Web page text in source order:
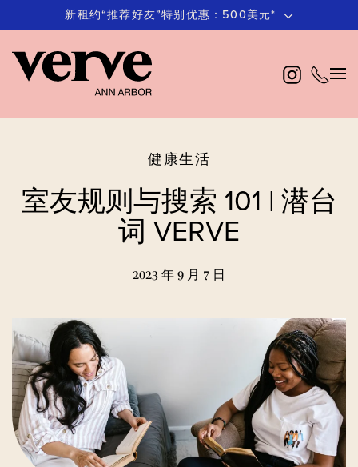
至
主
内
新租约“推荐好友”特别优惠：500美元*
健康生活
室友规则与搜索 101 | 潜台
词 VERVE
2023 年 9 月 7 日